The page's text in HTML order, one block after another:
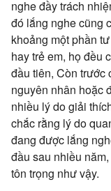
nghe đầy trách
đó lắng nghe cũng
khoảng một phần
hay trẻ em, họ đều
đầu tiên, Còn trước
nguyên nhân hoặc
nhiều lý do giải
chắc rằng lý do
đang được lắng
đầu sau nhiều
tôn trọng như vậy.